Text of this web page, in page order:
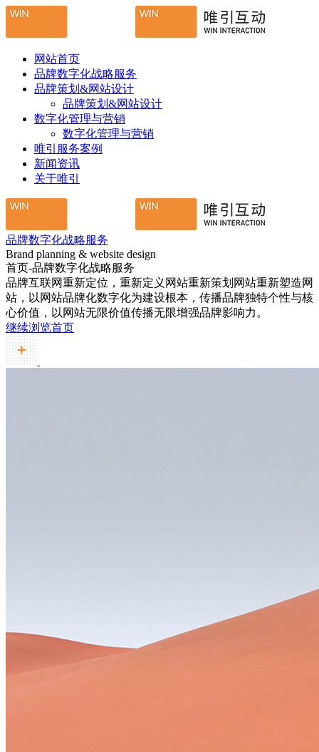
网站首页
品牌数字化战略服务
品牌策划&网站设计
品牌策划&网站设计
数字化管理与营销
数字化管理与营销
唯引服务案例
新闻资讯
关于唯引
品牌数字化战略服务
Brand planning & website design
首页-品牌数字化战略服务
品牌互联网重新定位，重新定义网站重新策划网站重新塑造网
站，以网站品牌化数字化为建设根本，传播品牌独特个性与核
心价值，以网站无限价值传播无限增强品牌影响力。
继续浏览首页